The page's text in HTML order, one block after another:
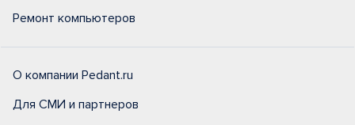
Ремонт компьютеров
О компании Pedant.ru
Для СМИ и партнеров